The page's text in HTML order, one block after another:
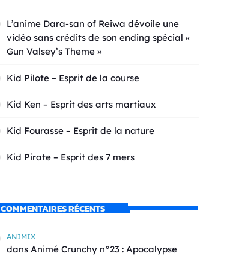
L’anime Dara-san of Reiwa dévoile une
vidéo sans crédits de son ending spécial «
Gun Valsey’s Theme »
Kid Pilote – Esprit de la course
Kid Ken – Esprit des arts martiaux
Kid Fourasse – Esprit de la nature
Kid Pirate – Esprit des 7 mers
COMMENTAIRES RÉCENTS
ANIMIX
dans Animé Crunchy n°23 : Apocalypse